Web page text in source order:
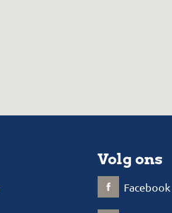
Volg ons
Facebook